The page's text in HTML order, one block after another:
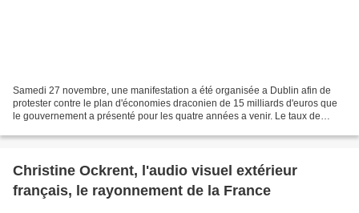
Samedi 27 novembre, une manifestation a été organisée a Dublin afin de
protester contre le plan d'économies draconien de 15 milliards d'euros que
le gouvernement a présenté pour les quatre années a venir. Le taux de
Christine Ockrent, l'audio visuel extérieur
français, le rayonnement de la France